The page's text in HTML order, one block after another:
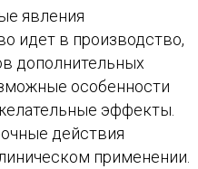
явления
идет в производство,
дополнительных
особенности
эффекты.
действия
применении.